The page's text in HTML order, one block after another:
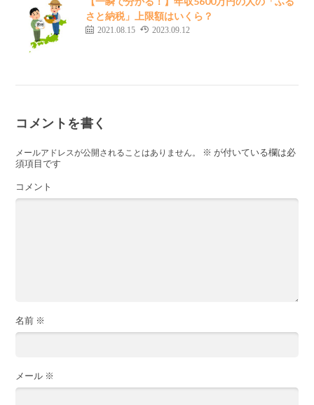
さと納税」上限額はいくら？
2021.08.15 2023.09.12
コメントを書く
メールアドレスが公開されることはありません。 ※ が付いている欄は必
須項目です
コメント
名前 ※
メール ※